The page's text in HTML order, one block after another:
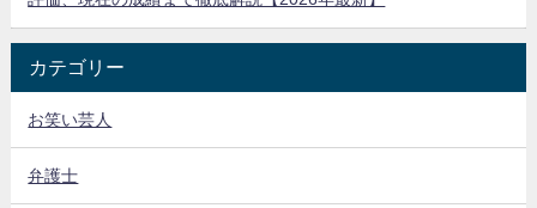
カテゴリー
お笑い芸人
弁護士